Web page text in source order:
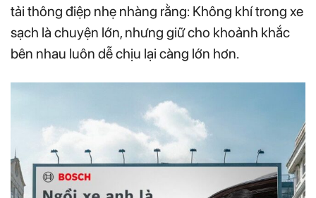
tải thông điệp nhẹ nhàng rằng: Không khí trong xe
sạch là chuyện lớn, nhưng giữ cho khoảnh khắc
bên nhau luôn dễ chịu lại càng lớn hơn.